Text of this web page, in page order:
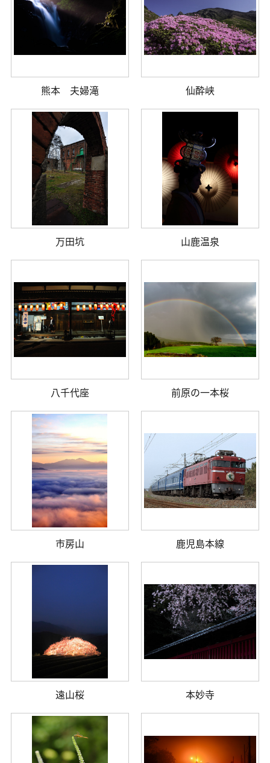
熊本 夫婦滝 仙酔峡
万田坑 山鹿温泉
八千代座 前原の一本桜
市房山 鹿児島本線
遠山桜 本妙寺